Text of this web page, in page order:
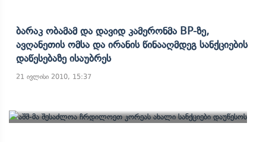
Ბარაკ Ობამამ Და Დავიდ Კამერონმა BP-Ზე,
Ავღანეთის Ომსა Და Ირანის Წინააღმდეგ Სანქციების
Დაწესებაზე Ისაუბრეს
21 ივლისი 2010, 15:37